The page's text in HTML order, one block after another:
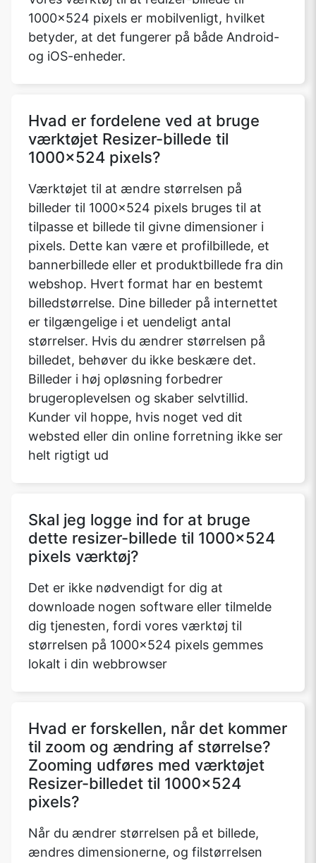
1000x524 pixels er mobilvenligt, hvilket
betyder, at det fungerer på både Android-
og iOS-enheder.
Hvad er fordelene ved at bruge
værktøjet Resizer-billede til
1000x524 pixels?
Værktøjet til at ændre størrelsen på
billeder til 1000x524 pixels bruges til at
tilpasse et billede til givne dimensioner i
pixels. Dette kan være et profilbillede, et
bannerbillede eller et produktbillede fra din
webshop. Hvert format har en bestemt
billedstørrelse. Dine billeder på internettet
er tilgængelige i et uendeligt antal
størrelser. Hvis du ændrer størrelsen på
billedet, behøver du ikke beskære det.
Billeder i høj opløsning forbedrer
brugeroplevelsen og skaber selvtillid.
Kunder vil hoppe, hvis noget ved dit
websted eller din online forretning ikke ser
helt rigtigt ud
Skal jeg logge ind for at bruge
dette resizer-billede til 1000x524
pixels værktøj?
Det er ikke nødvendigt for dig at
downloade nogen software eller tilmelde
dig tjenesten, fordi vores værktøj til
størrelsen på 1000x524 pixels gemmes
lokalt i din webbrowser
Hvad er forskellen, når det kommer
til zoom og ændring af størrelse?
Zooming udføres med værktøjet
Resizer-billedet til 1000x524
pixels?
Når du ændrer størrelsen på et billede,
ændres dimensionerne, og filstørrelsen